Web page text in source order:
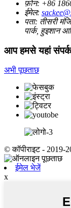
फ़ोन: +86
ईमेल:
पता: तीसरी
पार्क, हुइशान
आप हमसे यहां
अभी पूछताछ
© कॉपीराइट - 2019-
ईमेल भेजें
x